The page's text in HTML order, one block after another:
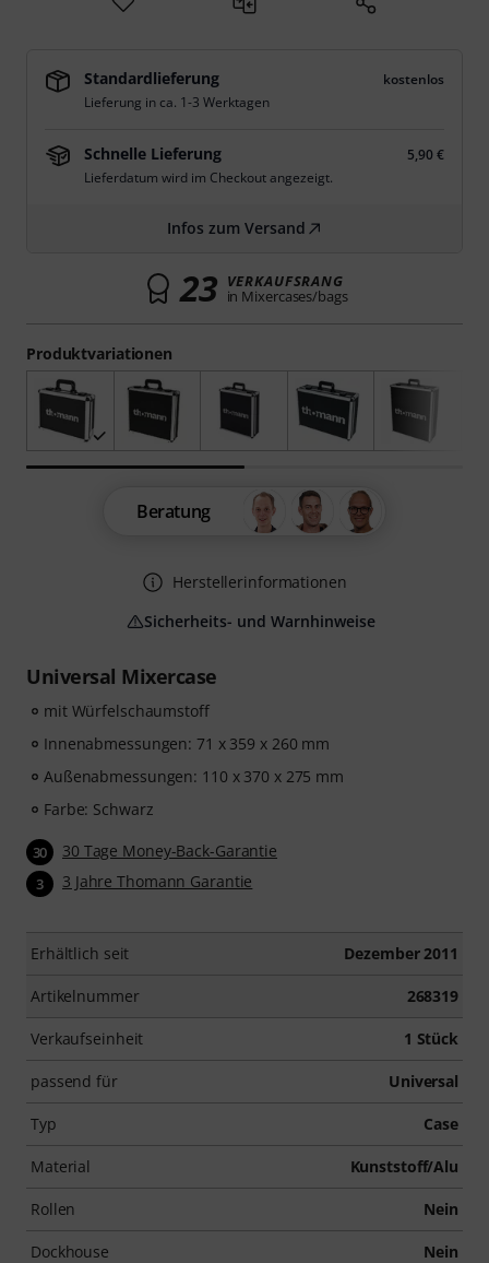
Universal Mixercase
mit Würfelschaumstoff
Innenabmessungen: 71 x 359 x 260 mm
Außenabmessungen: 110 x 370 x 275 mm
Farbe: Schwarz
30 30 Tage Money-Back-Garantie
3 3 Jahre Thomann Garantie
Erhältlich seit Dezember 2011
Artikelnummer 268319
Verkaufseinheit 1 Stück
passend für Universal
Typ Case
Material Kunststoff/Alu
Rollen Nein
Dockhouse Nein
Produktvariationen
Standardlieferung
kostenlos
Lieferung in ca. 1-3 Werktagen
Schnelle Lieferung
5,90 €
Lieferdatum wird im Checkout angezeigt.
Infos zum Versand
23 VERKAUFSRANG
in Mixercases/bags
Beratung
Herstellerinformationen
Sicherheits- und Warnhinweise